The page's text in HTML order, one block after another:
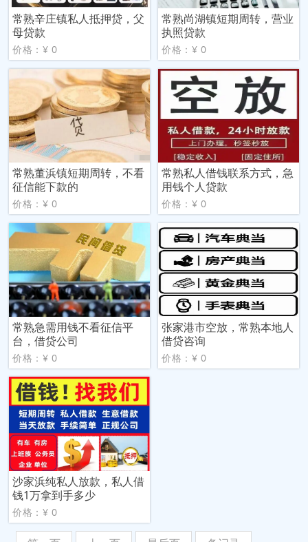
常熟辛庄镇私人抵押贷，父
母贷款
价格：¥ 0
常熟尚湖镇短期周转，营业
执照贷款
价格：¥ 0
常熟董浜镇短期周转，不看
征信能下款的
价格：¥ 0
常熟私人借钱联系方式，急
用钱个人贷款
价格：¥ 0
常熟急需用钱不看征信平
台，借贷公司
价格：¥ 0
张家港市空放，常熟本地人
借贷咨询
价格：¥ 0
沙家浜纯私人放款，私人借
钱1万拿到手多少
价格：¥ 0